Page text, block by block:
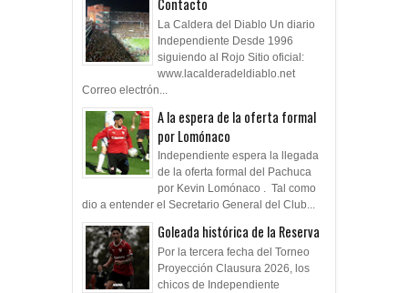
Contacto
La Caldera del Diablo Un diario
Independiente Desde 1996
siguiendo al Rojo Sitio oficial:
www.lacalderadeldiablo.net
Correo electrón...
A la espera de la oferta formal
por Lomónaco
Independiente espera la llegada
de la oferta formal del Pachuca
por Kevin Lomónaco . Tal como
dio a entender el Secretario General del Club...
Goleada histórica de la Reserva
Por la tercera fecha del Torneo
Proyección Clausura 2026, los
chicos de Independiente